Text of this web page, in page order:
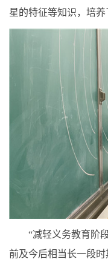
星的特征等知识，培养
“减轻义务教育阶
前及今后相当长一段